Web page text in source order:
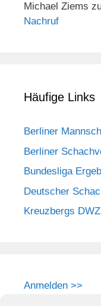
Michael Ziems
Nachruf
Häufige Links
Berliner
Berliner
Bundesliga
Deutscher
Kreuzbergs DWZ
Anmelden >>